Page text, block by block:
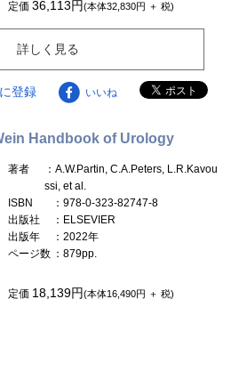
定価36,113円(本体32,830円 ＋ 税)
詳しく見る
登録 いいね
Handbook of Urology
著者
：A.W.Partin, C.A.Peters, L.R.Kavou
ssi, et al.
ISBN
：978-0-323-82747-8
出版社
：ELSEVIER
出版年
：2022年
ページ数 ：879pp.
定価 18,139円(本体16,490円 ＋ 税)